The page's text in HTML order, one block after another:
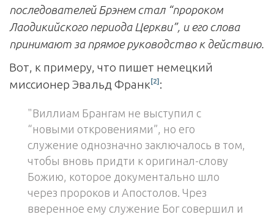
последователей Брэнем стал “пророком
Лаодикийского периода Церкви”, и его слова
принимают за прямое руководство к действию.
Вот, к примеру, что пишет немецкий
миссионер Эвальд Франк [2] :
"Виллиам Брангам не выступил с
“новыми откровениями”, но его
служение однозначно заключалось в том,
чтобы вновь придти к оригинал-слову
Божию, которое документально шло
через пророков и Апостолов. Чрез
вверенное ему служение Бог совершил и